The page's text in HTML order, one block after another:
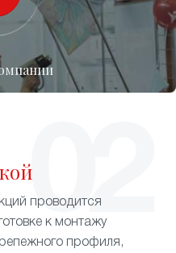
проводится
к монтажу
профиля,